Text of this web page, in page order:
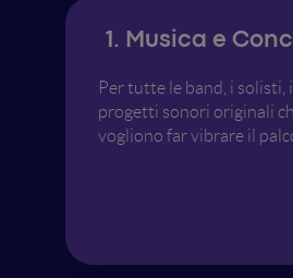
1. Musica e
Per tutte le band, i solisti,
progetti sonori originali
vogliono far vibrare il